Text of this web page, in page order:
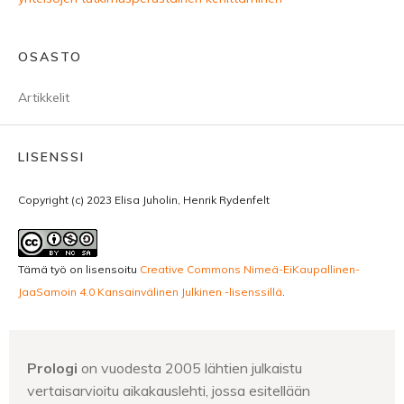
OSASTO
Artikkelit
LISENSSI
Copyright (c) 2023 Elisa Juholin, Henrik Rydenfelt
Tämä työ on lisensoitu Creative Commons Nimeä-EiKaupallinen-
JaaSamoin 4.0 Kansainvälinen Julkinen -lisenssillä.
Prologi on vuodesta 2005 lähtien julkaistu
vertaisarvioitu aikakauslehti, jossa esitellään